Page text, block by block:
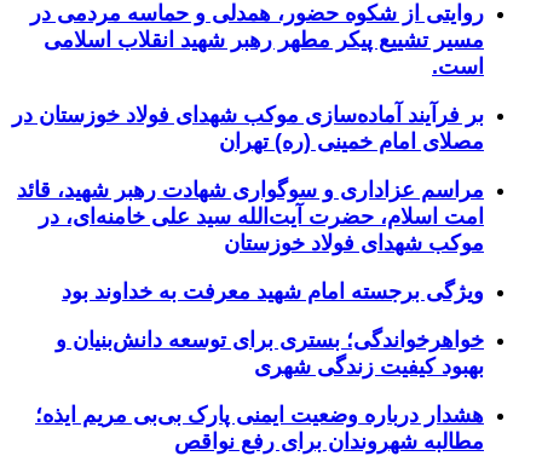
روایتی از شکوه حضور، همدلی و حماسه مردمی در
مسیر تشییع پیکر مطهر رهبر شهید انقلاب اسلامی
است.
بر فرآیند آماده‌سازی موکب شهدای فولاد خوزستان در
مصلای امام خمینی (ره) تهران
مراسم عزاداری و سوگواری شهادت رهبر شهید، قائد
امت اسلام، حضرت آیت‌الله سید علی خامنه‌ای، در
موکب شهدای فولاد خوزستان
ویژگی برجسته امام شهید معرفت به خداوند بود
خواهرخواندگی؛ بستری برای توسعه دانش‌بنیان و
بهبود کیفیت زندگی شهری
هشدار درباره وضعیت ایمنی پارک بی‌بی مریم ایذه؛
مطالبه شهروندان برای رفع نواقص